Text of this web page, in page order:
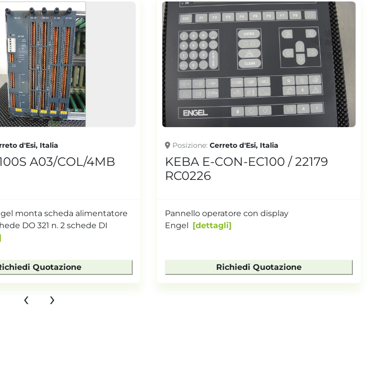
d'Esi, Italia
A03/COL/4MB
monta scheda alimentatore
DO 321 n. 2 schede DI
Quotazione
Posizione Cerreto d'Esi, Italia
KEBA E-CON-EC100 / 22179
RC0226
Pannello operatore con display
Engel
dettagli
Richiedi Quotazione
‹ ›